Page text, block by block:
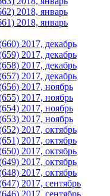
2018, январь
2018, январь
2017, декабрь
2017, декабрь
2017, декабрь
2017, декабрь
2017, ноябрь
2017, ноябрь
2017, ноябрь
2017, ноябрь
2017, октябрь
2017, октябрь
2017, октябрь
2017, октябрь
2017, октябрь
2017, сентябрь
2017, сентябрь